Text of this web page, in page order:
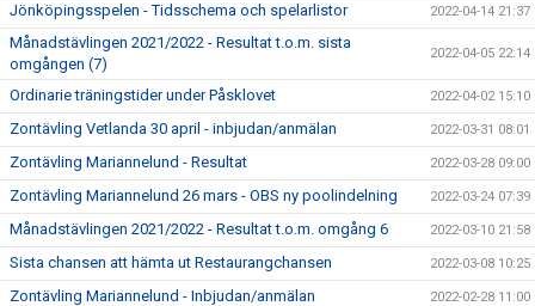
Jönköpingsspelen - Tidsschema och spelarlistor 2022-04-14 21:37
Månadstävlingen 2021/2022 - Resultat t.o.m. sista
omgången (7)
2022-04-05 22:14
Ordinarie träningstider under Påsklovet 2022-04-02 15:10
Zontävling Vetlanda 30 april - inbjudan/anmälan 2022-03-31 08:01
Zontävling Mariannelund - Resultat 2022-03-28 09:00
Zontävling Mariannelund 26 mars - OBS ny poolindelning 2022-03-24 07:39
Månadstävlingen 2021/2022 - Resultat t.o.m. omgång 6 2022-03-10 21:58
Sista chansen att hämta ut Restaurangchansen 2022-03-08 10:25
Zontävling Mariannelund - Inbjudan/anmälan 2022-02-28 11:00